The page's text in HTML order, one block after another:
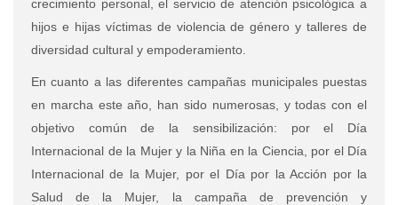
crecimiento personal, el servicio de atención psicológica a
hijos e hijas víctimas de violencia de género y talleres de
diversidad cultural y empoderamiento.
En cuanto a las diferentes campañas municipales puestas
en marcha este año, han sido numerosas, y todas con el
objetivo común de la sensibilización: por el Día
Internacional de la Mujer y la Niña en la Ciencia, por el Día
Internacional de la Mujer, por el Día por la Acción por la
Salud de la Mujer, la campaña de prevención y